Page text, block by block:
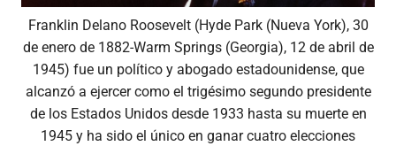
Franklin Delano Roosevelt (Hyde Park (Nueva York), 30
de enero de 1882-Warm Springs (Georgia), 12 de abril de
1945) fue un político y abogado estadounidense, que
alcanzó a ejercer como el trigésimo segundo presidente
de los Estados Unidos desde 1933 hasta su muerte en
1945 y ha sido el único en ganar cuatro elecciones